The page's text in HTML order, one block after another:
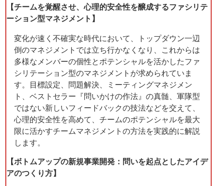
【チームを覚醒させ、心理的安全性を醸成するファシリテ
ーション型マネジメント】
変化が速く不確実な時代において、トップダウン一辺
倒のマネジメントでは立ち行かなくなり、これからは
多様なメンバーの個性とポテンシャルを活かしたファ
シリテーション型のマネジメントが求められていま
す。目標設定、問題解決、ミーティングマネジメン
ト、ベストセラー『問いかけの作法』の真髄、軍隊型
ではない新しいフィードバックの技法などを交えて、
心理的安全性を高めて、チームのポテンシャルを最大
限に活かすチームマネジメントの方法を実践的に解説
します。
【ボトムアップの新規事業開発：問いを起点としたアイデ
アのつくり方】